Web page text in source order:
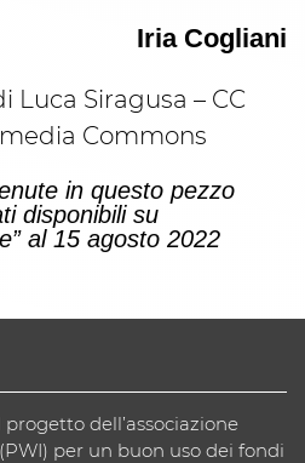
Iria Cogliani
Luca Siragusa – CC
Commons
in questo pezzo
disponibili su
al 15 agosto 2022
dell’associazione
per un buon uso dei fondi